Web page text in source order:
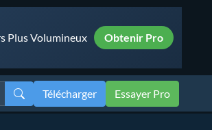
Plus Volumineux Obtenir Pro
Télécharger Essayer Pro